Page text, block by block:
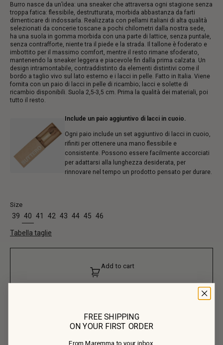
intero
Burro nasce da un’idea: una sneaker che attraversa ogni stagione senza
troppa fatica: flessibile, destrutturata, morbida abbastanza da farti
dimenticare di indossarla. Realizzata con pellami italiani di alta qualità
selezionati da concerie toscane a pochi chilometri dalla nostra sede,
ha una suola in gomma morbida con una parte di lattice, senza puntale,
senza contrafforte, niente tra il piede e la strada. Il tallone è foderato e
imbottito per il massimo comfort, mentre il resto rimane sfoderato,
mantenendo la sneaker leggera e piacevole fin dalla prima calzata. Un
design intramontabile, contraddistinto da elementi distintivi come il
bordo a taglio vivo sul lato esterno e i lacci in pelle. Fatto in Italia. Viene
fornita con un paio di lacci in pelle di ricambio; lacci e solette di
ricambio disponibili. Suola 2,5-3,5 cm. Prima la qualità dei materiali, poi
tutto il resto.
Include un paio aggiuntivo di lacci in cuoio.
Ogni paio include un set aggiuntivo di lacci in cuoio,
rifiniti per ottenere una mano flessibile e
consistente. Possono essere facilmente accorciati
per adattarsi alla lunghezza desiderata, per
rinnovare nel tempo un prodotto pensato per durare.
Size
39 40 41 42 43 44 45 46
Tabella taglie
Add to cart
FREE SHIPPING
ON YOUR FIRST ORDER
From Maremma to your inbox.